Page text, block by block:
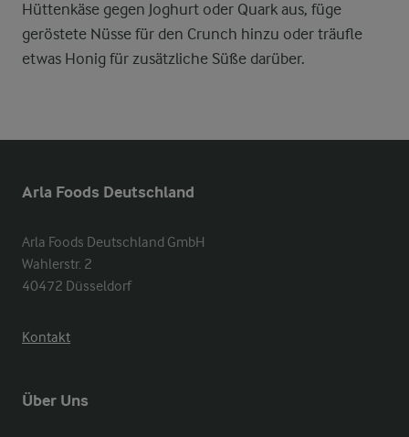
Hüttenkäse gegen Joghurt oder Quark aus, füge
geröstete Nüsse für den Crunch hinzu oder träufle
etwas Honig für zusätzliche Süße darüber.
Arla Foods Deutschland
Arla Foods Deutschland GmbH
Wahlerstr. 2
40472 Düsseldorf
Kontakt
Über Uns